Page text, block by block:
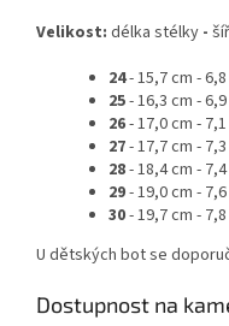
Velikost: délka stélky -
24- 15,7 cm -
25- 16,3 cm -
26- 17,0 cm -
27- 17,7 cm -
28- 18,4 cm -
29- 19,0 cm -
30- 19,7 cm -
U dětských bot se
Dostupnost na